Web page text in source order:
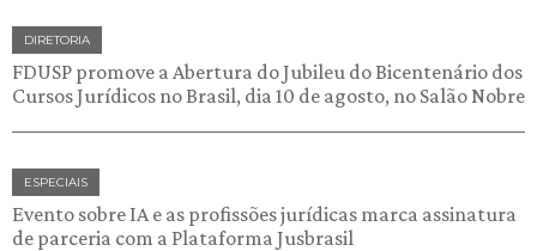
DIRETORIA
FDUSP promove a Abertura do Jubileu do Bicentenário dos
Cursos Jurídicos no Brasil, dia 10 de agosto, no Salão Nobre
ESPECIAIS
Evento sobre IA e as profissões jurídicas marca assinatura
de parceria com a Plataforma Jusbrasil